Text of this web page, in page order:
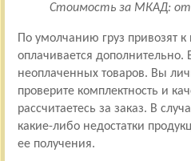
Стоимость за МКАД: от
По умолчанию груз привозят
оплачивается дополнительно.
неоплаченных товаров. Вы
проверите комплектность и
рассчитаетесь за заказ. В
какие-либо недостатки
ее получения.